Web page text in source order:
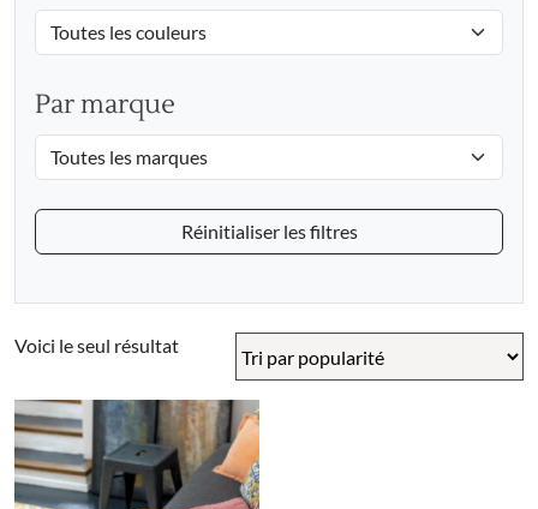
Par marque
Réinitialiser les filtres
Voici le seul résultat